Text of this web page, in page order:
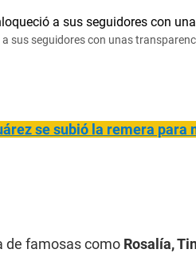
sus seguidores con unas
se subió la remera para
de famosas como Rosalía,